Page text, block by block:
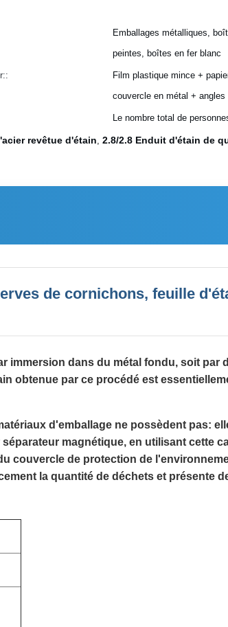
Emballages métalliques,
peintes, boîtes en fer blanc
Film plastique mince +
couvercle en métal +
Le nombre total de
revêtue d'étain, 2.8/2.8 Enduit d'étain de
de cornichons, feuille
immersion dans du métal fondu, soit par
obtenue par ce procédé est
d'emballage ne possèdent pas:
magnétique, en utilisant cette
couvercle de protection de
la quantité de déchets et présente